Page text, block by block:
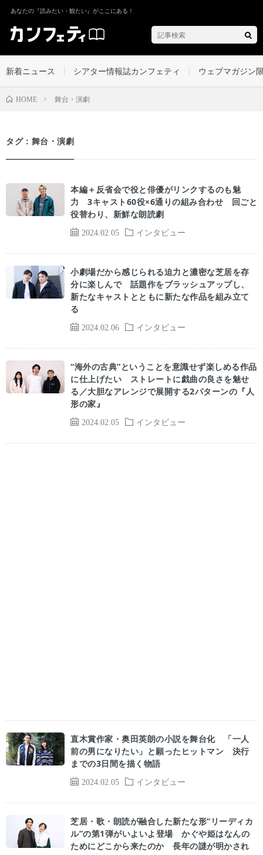
あなたの『読みたい・観たい』がここにある！
新着ニュース シアター情報誌カンフェティ ウェブマガジン
HOME 舞台・演劇
タグ：舞台・演劇
2024.02.05 インタビュー
本編＋反省会で役と俳優がリンクするのも魅
力 3キャスト60役×6通りの組み合わせ 回ごと
役替わり、新鮮な朗読劇
2024.02.06 インタビュー
小劇場だから感じられる迫力と濃密な芝居を存
分に楽しんで 話題作をブラッシュアップし、
新たなキャストとともに新たな作品を組み立て
る
2024.02.05 インタビュー
“海外の古典”ということを意識せず楽しめる作品
に仕上げたい ストレートに戯曲の良さを魅せ
る／大胆なアレンジで展開する2パターンの『人
形の家』
2024.02.05 インタビュー
直木賞作家・奥田英朗の小説を舞台化 「一人
前の男になりたい」と願ったヒットマン 決行
までの3日間を描く物語
芝居・歌・朗読が融合した新たな形“リーディカ
ル”の第1弾がいよいよ登場 かぐや姫はなんの
ためにどこから来たのか 長年の謎が明かされ